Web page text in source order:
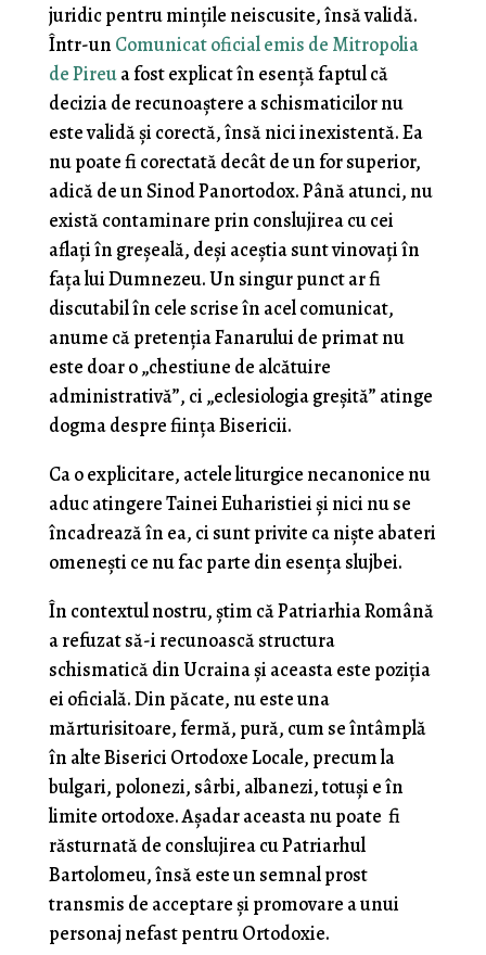
juridic pentru mințile neiscusite, însă validă.
Într-un Comunicat oficial emis de Mitropolia
de Pireua fost explicat în esență faptul că
decizia de recunoaștere a schismaticilor nu
este validă și corectă, însă nici inexistentă. Ea
nu poate fi corectată decât de un for superior,
adică de un Sinod Panortodox. Până atunci, nu
există contaminare prin conslujirea cu cei
aflați în greșeală, deși aceștia sunt vinovați în
fața lui Dumnezeu. Un singur punct ar fi
discutabil în cele scrise în acel comunicat,
anume că pretenția Fanarului de primat nu
este doar o „chestiune de alcătuire
administrativă”, ci „eclesiologia greșită” atinge
dogma despre ființa Bisericii.
Ca o explicitare, actele liturgice necanonice nu
aduc atingere Tainei Euharistiei și nici nu se
încadrează în ea, ci sunt privite ca niște abateri
omenești ce nu fac parte din esența slujbei.
În contextul nostru, știm că Patriarhia Română
a refuzat să-i recunoască structura
schismatică din Ucraina și aceasta este poziția
ei oficială. Din păcate, nu este una
mărturisitoare, fermă, pură, cum se întâmplă
în alte Biserici Ortodoxe Locale, precum la
bulgari, polonezi, sârbi, albanezi, totuși e în
limite ortodoxe. Așadar aceasta nu poate fi
răsturnată de conslujirea cu Patriarhul
Bartolomeu, însă este un semnal prost
transmis de acceptare și promovare a unui
personaj nefast pentru Ortodoxie.